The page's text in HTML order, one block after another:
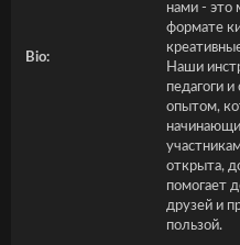
Bio:
нами - это
формате
Наши
педагоги
опытом,
открыта,
помогает
друзей и
пользой.